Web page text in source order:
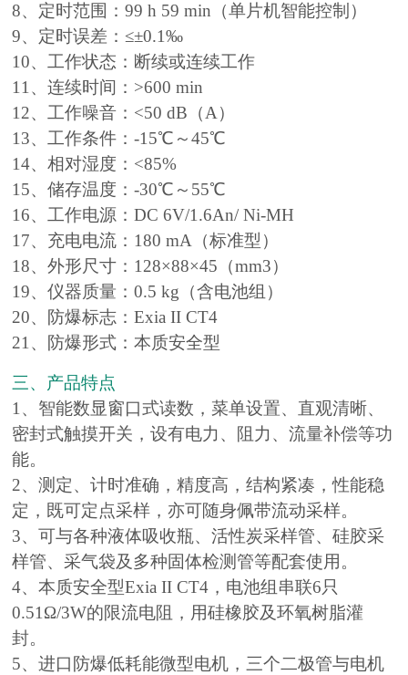
8、定时范围：99 h 59 min（单片机智能控制）
9、定时误差：≤±0.1‰
10、工作状态：断续或连续工作
11、连续时间：>600 min
12、工作噪音：<50 dB（A）
13、工作条件：-15℃～45℃
14、相对湿度：<85%
15、储存温度：-30℃～55℃
16、工作电源：DC 6V/1.6An/ Ni-MH
17、充电电流：180 mA（标准型）
18、外形尺寸：128×88×45（mm3）
19、仪器质量：0.5 kg（含电池组）
20、防爆标志：Exia II CT4
21、防爆形式：本质安全型
三、产品特点
1、智能数显窗口式读数，菜单设置、直观清晰、
密封式触摸开关，设有电力、阻力、流量补偿等功
能。
2、测定、计时准确，精度高，结构紧凑，性能稳
定，既可定点采样，亦可随身佩带流动采样。
3、可与各种液体吸收瓶、活性炭采样管、硅胶采
样管、采气袋及多种固体检测管等配套使用。
4、本质安全型Exia II CT4，电池组串联6只
0.51Ω/3W的限流电阻，用硅橡胶及环氧树脂灌
封。
5、进口防爆低耗能微型电机，三个二极管与电机